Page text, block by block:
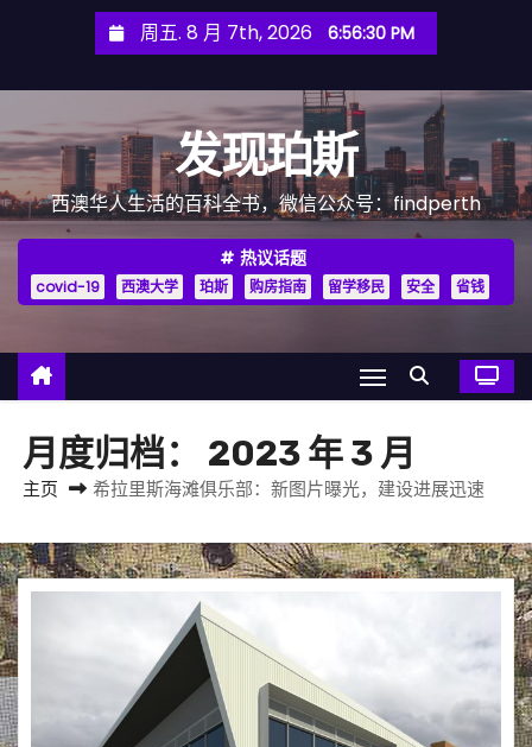
周五. 8 月 7th, 2026 6:56:31 PM
发现珀斯
西澳华人生活的百科全书，微信公众号：findperth
热议话题
covid-19 西澳大学 珀斯 购房指南 留学移民 安全 省钱
月度归档： 2023 年 3 月
主页 希拉里斯海滩俱乐部：新图片曝光，建设进展迅速